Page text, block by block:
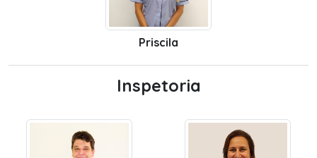
Priscila
Inspetoria